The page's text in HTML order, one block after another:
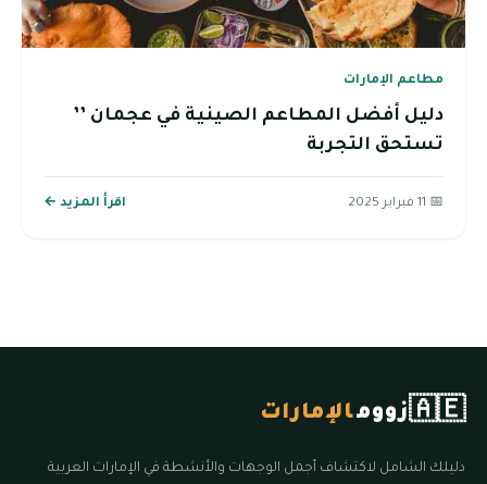
مطاعم الإمارات
دليل أفضل المطاعم الصينية في عجمان ’’
تستحق التجربة
📅 11 فبراير 2025 اقرأ المزيد ←
🇦🇪زوومالإمارات
دليلك الشامل لاكتشاف أجمل الوجهات والأنشطة في الإمارات العربية